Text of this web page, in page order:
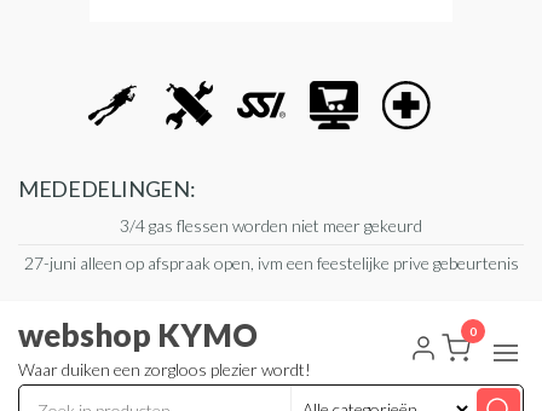
MEDEDELINGEN:
3/4 gas flessen worden niet meer gekeurd
27-juni alleen op afspraak open, ivm een feestelijke prive gebeurtenis
webshop KYMO
Waar duiken een zorgloos plezier wordt!
0